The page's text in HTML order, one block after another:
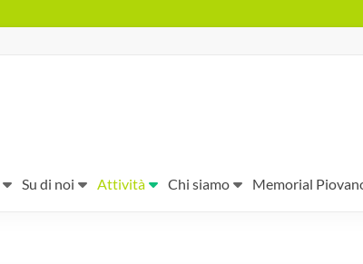
Su di noi Attività Chi siamo Memorial